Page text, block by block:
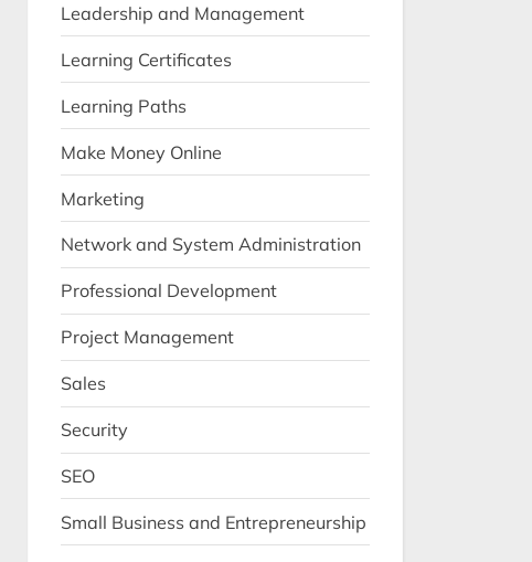
Leadership and Management
Learning Certificates
Learning Paths
Make Money Online
Marketing
Network and System Administration
Professional Development
Project Management
Sales
Security
SEO
Small Business and Entrepreneurship